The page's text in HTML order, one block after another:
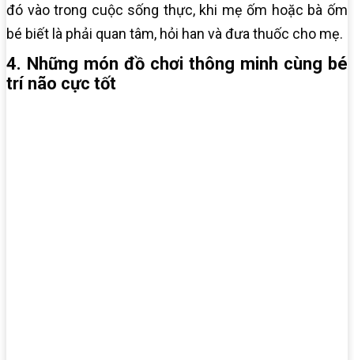
đó vào trong cuộc sống thực, khi mẹ ốm hoặc bà ốm
bé biết là phải quan tâm, hỏi han và đưa thuốc cho mẹ.
4. Những món đồ chơi thông minh cùng bé
trí não cực tốt